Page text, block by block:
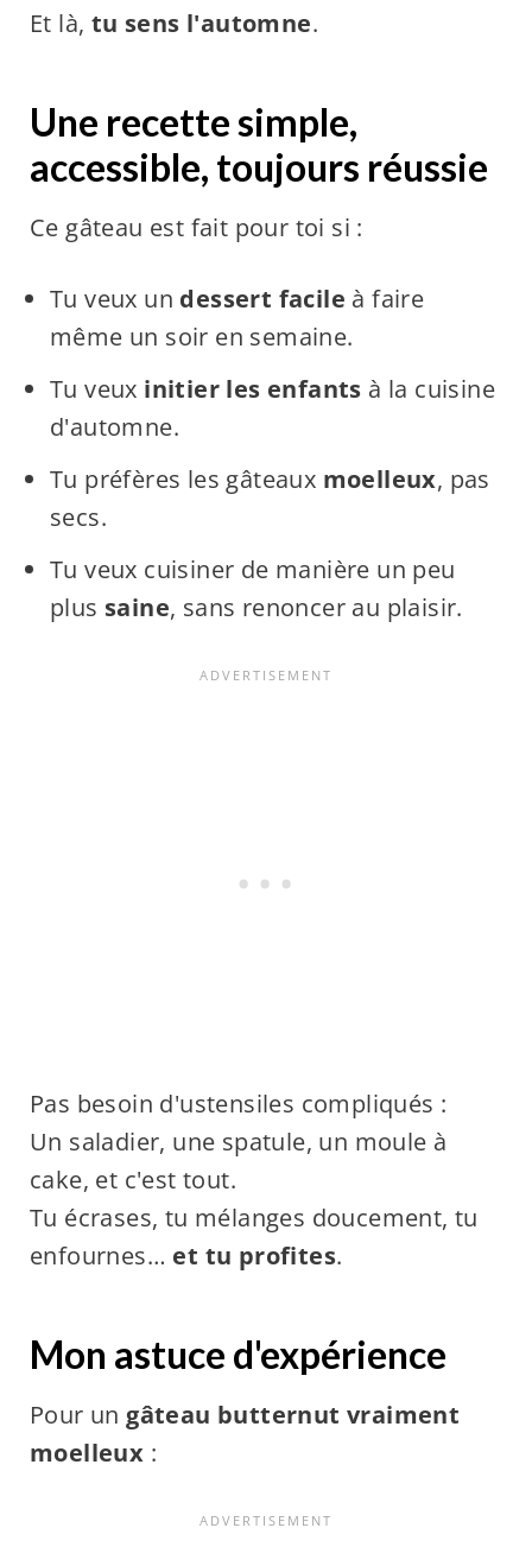
Et là, tu sens l'automne.
Une recette simple,
accessible, toujours réussie
Ce gâteau est fait pour toi si :
Tu veux un dessert facile à faire
même un soir en semaine.
Tu veux initier les enfants à la cuisine
d'automne.
Tu préfères les gâteaux moelleux, pas
secs.
Tu veux cuisiner de manière un peu
plus saine, sans renoncer au plaisir.
Pas besoin d'ustensiles compliqués :
Un saladier, une spatule, un moule à
cake, et c'est tout.
Tu écrases, tu mélanges doucement, tu
enfournes… et tu profites.
Mon astuce d'expérience
Pour un gâteau butternut vraiment
moelleux :